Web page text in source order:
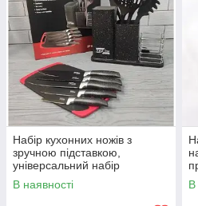
Набір кухонних ножів з
зручною підставкою,
універсальний набір
кухонних ножів і лопаток
Zepline
В наявності В